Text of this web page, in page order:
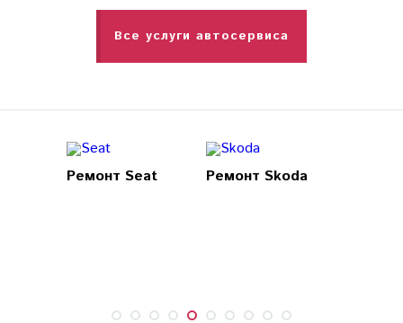
Все услуги автосервиса
Ремонт Seat Ремонт Skoda